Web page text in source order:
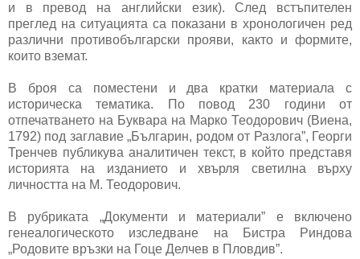
и в превод на английски език). След встъпителен
преглед на ситуацията са показани в хронологичен ред
различни противобългарски прояви, както и формите,
които вземат.
В броя са поместени и два кратки материала с
историческа тематика. По повод 230 години от
отпечатването на Буквара на Марко Теодорович (Виена,
1792) под заглавие „Българин, родом от Разлога”, Георги
Тренчев публикува аналитичен текст, в който представя
историята на изданието и хвърля светилна върху
личността на М. Теодорович.
В рубриката „Документи и материали” е включено
генеалогическото изследване на Бистра Риндова
„Родовите връзки на Гоце Делчев в Пловдив”.